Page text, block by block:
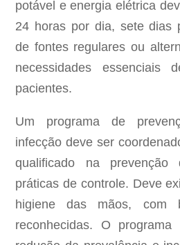
potável e energia elétrica
24 horas por dia, sete dias
de fontes regulares ou
necessidades essenciais
pacientes.
Um programa de
infecção deve ser
qualificado na
práticas de controle. Deve
higiene das mãos, com
reconhecidas. O